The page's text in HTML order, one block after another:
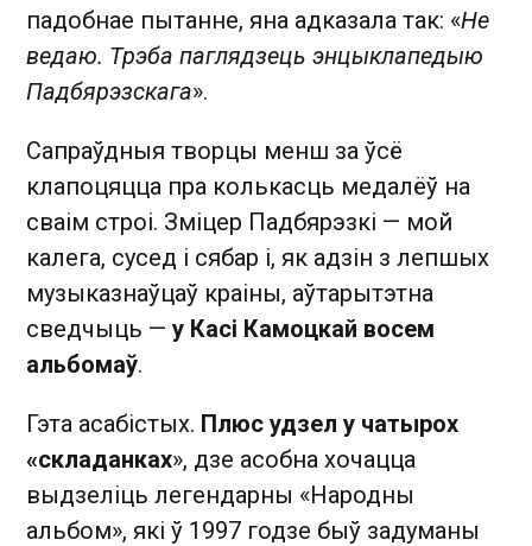
падобнае пытанне, яна адказала так: «Не
ведаю. Трэба паглядзець энцыклапедыю
Падбярэзскага».
Сапраўдныя творцы менш за ўсё
клапоцяцца пра колькасць медалёў на
сваім строі. Зміцер Падбярэзкі — мой
калега, сусед і сябар і, як адзін з лепшых
музыказнаўцаў краіны, аўтарытэтна
сведчыць — у Касі Камоцкай восем
альбомаў.
Гэта асабістых. Плюс удзел у чатырох
«складанках», дзе асобна хочацца
выдзеліць легендарны «Народны
альбом», які ў 1997 годзе быў задуманы